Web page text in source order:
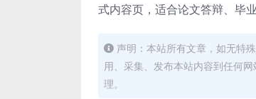
式内容页，适合论文答辩、毕
声明：本站所有文章，如无特
用、采集、发布本站内容到任何
理。